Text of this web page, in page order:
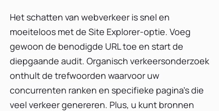
Het schatten van webverkeer is snel en
moeiteloos met de Site Explorer-optie. Voeg
gewoon de benodigde URL toe en start de
diepgaande audit. Organisch verkeersonderzoek
onthult de trefwoorden waarvoor uw
concurrenten ranken en specifieke pagina's die
veel verkeer genereren. Plus, u kunt bronnen